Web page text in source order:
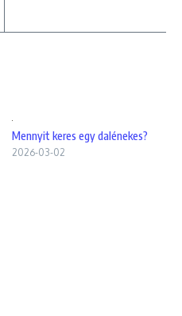
Mennyit keres egy dalénekes?
2026-03-02